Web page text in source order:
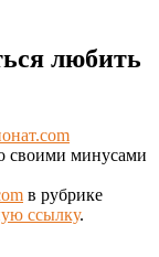
любить
своими минусами
в рубрике
ссылку.